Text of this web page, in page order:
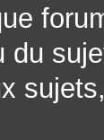
du